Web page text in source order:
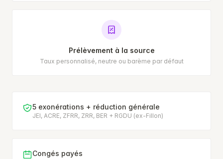
Prélèvement à la source
Taux personnalisé, neutre ou barème par défaut
5 exonérations + réduction générale
JEI, ACRE, ZFRR, ZRR, BER + RGDU (ex-Fillon)
Congés payés